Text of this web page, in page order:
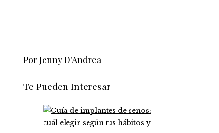
Por Jenny D'Andrea
Te Pueden Interesar